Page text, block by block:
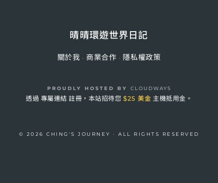
晴晴環遊世界日記
關於我 · 商業合作 · 隱私權政策
PROUDLY HOSTED BY CLOUDWAYS
透過 專屬連結 註冊，本站招待您 $25 美金 主機抵用金。
© 2026 CHING'S JOURNEY · ALL RIGHTS RESERVED